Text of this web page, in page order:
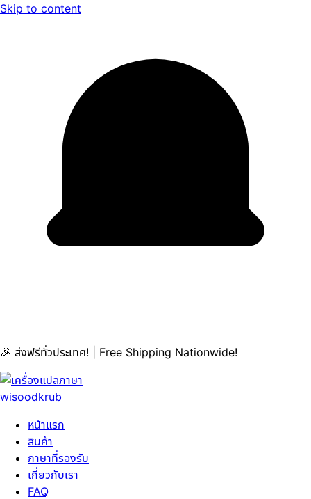
Skip to content
🎉 ส่งฟรีทั่วประเทศ! | Free Shipping Nationwide!
หน้าแรก
สินค้า
ภาษาที่รองรับ
เกี่ยวกับเรา
FAQ